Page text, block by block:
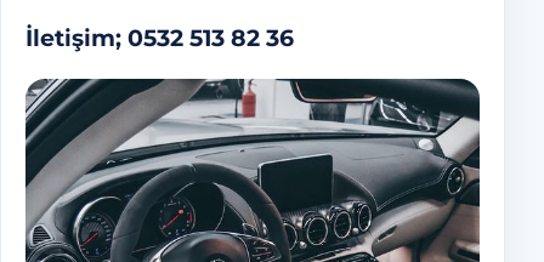
İletişim; 0532 513 82 36